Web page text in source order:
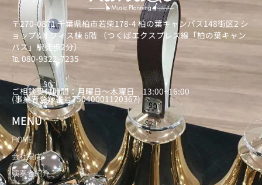
〒270-0871 千葉県柏市若柴178-4 柏の葉キャンパス148街区2 シ
ョップ&オフィス棟 6階 （つくばエクスプレス線「柏の葉キャン
パス」駅徒歩2分）
℡ 080-9322-7235
）
ご相談受付時間：月曜日～木曜日 13:00~16:00
(事業者登録番号T5040001120367)
MENU
HOME
会社案内
演奏者紹介